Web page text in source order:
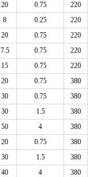
20 0.75
220
8 0.25
220
20 0.75
220
7.5 0.75
220
15 0.75
220
20 0.75
380
30 0.75
380
30 1.5
380
50 4
380
20 0.75
380
30 1.5
380
40 4
380